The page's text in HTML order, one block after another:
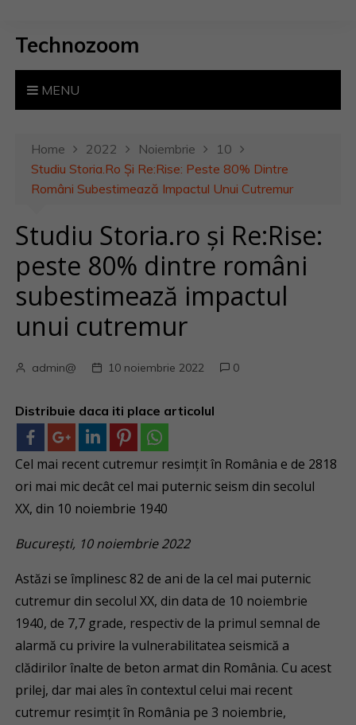
Technozoom
MENU
Home 2022 Noiembrie
10
Studiu Storia.ro Și Re:Rise: Peste 80% Dintre
Români Subestimează Impactul Unui Cutremur
Studiu Storia.ro și Re:Rise:
peste 80% dintre români
subestimează impactul
unui cutremur
admin@ 10 noiembrie 2022 0
Distribuie daca iti place articolul
Cel mai recent cutremur resimțit în România e de 2818
ori mai mic decât cel mai puternic seism din secolul
XX, din 10 noiembrie 1940
București, 10 noiembrie 2022
Astăzi se împlinesc 82 de ani de la cel mai puternic
cutremur din secolul XX, din data de 10 noiembrie
1940, de 7,7 grade, respectiv de la primul semnal de
alarmă cu privire la vulnerabilitatea seismică a
clădirilor înalte de beton armat din România. Cu acest
prilej, dar mai ales în contextul celui mai recent
cutremur resimțit în România pe 3 noiembrie,